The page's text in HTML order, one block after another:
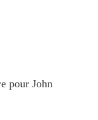
pour John